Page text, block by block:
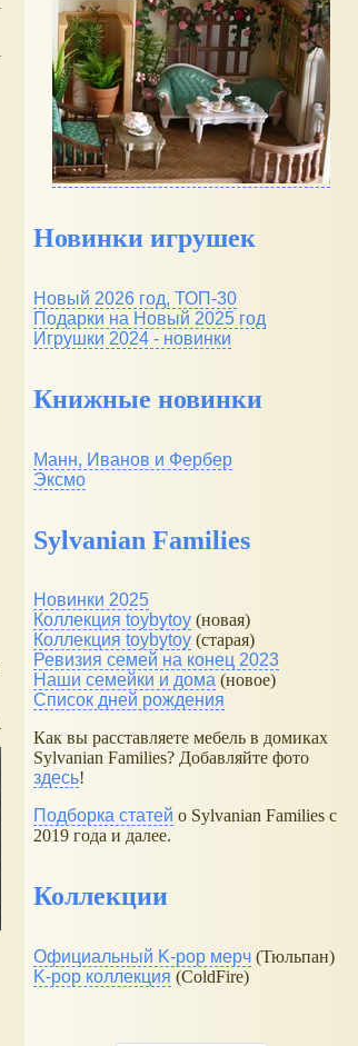
Новинки игрушек
Новый 2026 год, ТОП-30
Подарки на Новый 2025 год
Игрушки 2024 - новинки
Книжные новинки
Манн, Иванов и Фербер
Эксмо
Sylvanian Families
Новинки 2025
Коллекция toybytoy (новая)
Коллекция toybytoy (старая)
Ревизия семей на конец 2023
Наши семейки и дома (новое)
Список дней рождения
Как вы расставляете мебель в домиках
Sylvanian Families? Добавляйте фото
здесь!
Подборка статей о Sylvanian Families с
2019 года и далее.
Коллекции
Официальный K-pop мерч (Тюльпан)
K-pop коллекция (ColdFire)